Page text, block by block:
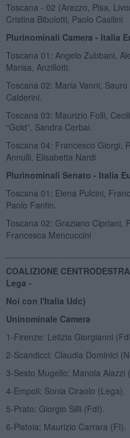
Toscana - 02 (Arezzo, Pisa,
Cristina Bibolotti, Paolo Casilini
Plurinominali Camera - Italia
Toscana 01: Angelo Zubbani,
Marisa, Anzillotti.
Toscana 02: Maria Vanni,
Calderini.
Toscana 03: Maurizio Folli,
“Gold”, Sandra Cerbai.
Toscana 04: Francesco Giorgi,
Annulli, Elisabetta Nardi
Plurinominali Senato - Italia
Toscana 01: Elena Pulcini,
Paolo Fantin.
Toscana 02: Graziano Cipriani,
Francesca Mencuccini
COALIZIONE
Lega -
Noi con l'Italia Udc)
Uninominale Camera
1-Firenze: Letizia Giorgianni
2-Scandicci: Claudia Dominici
3-Sesto Mugello: Manola Aiazzi
4-Empoli: Sonia Ciraolo (Lega).
5-Prato: Giorgio Silli (FdI).
6-Pistoia: Maurizio Carrara (FI).